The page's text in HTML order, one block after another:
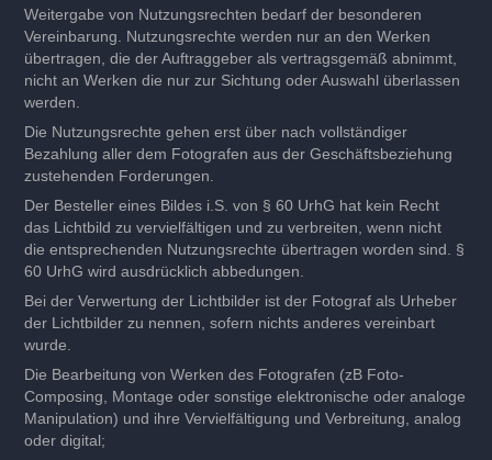
Weitergabe von Nutzungsrechten bedarf der besonderen
Vereinbarung. Nutzungsrechte werden nur an den Werken
übertragen, die der Auftraggeber als vertragsgemäß abnimmt,
nicht an Werken die nur zur Sichtung oder Auswahl überlassen
werden.
Die Nutzungsrechte gehen erst über nach vollständiger
Bezahlung aller dem Fotografen aus der Geschäftsbeziehung
zustehenden Forderungen.
Der Besteller eines Bildes i.S. von § 60 UrhG hat kein Recht
das Lichtbild zu vervielfältigen und zu verbreiten, wenn nicht
dieentsprechenden Nutzungsrechte übertragen worden sind. §
60 UrhG wird ausdrücklich abbedungen.
Bei der Verwertung der Lichtbilder ist der Fotograf als Urheber
der Lichtbilder zu nennen, sofern nichts anderes vereinbart
wurde.
Die Bearbeitung von Werken des Fotografen (zB Foto-
Composing, Montage oder sonstige elektronische oder analoge
Manipulation) und ihre Vervielfältigung und Verbreitung, analog
oder digital;